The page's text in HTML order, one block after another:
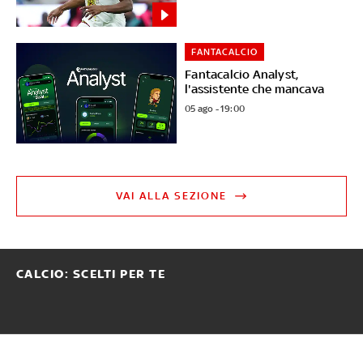
Fantacalcio Analyst,
l'assistente che mancava
FANTACALCIO
05 ago - 19:00
VAI ALLA SEZIONE
CALCIO: SCELTI PER TE